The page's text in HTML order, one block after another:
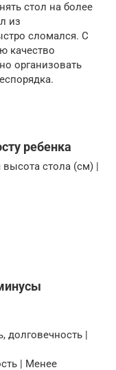
стол на более
из
сломался. С
качество
организовать
ребенка
стола (см) |
долговечность |
| Менее